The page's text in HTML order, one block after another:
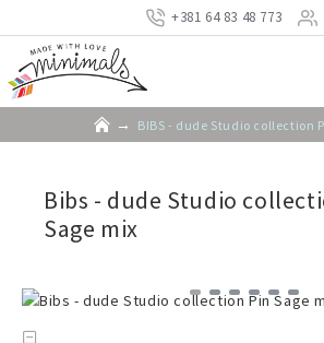
+381 64 83 48 773
BIBS - dude Studio collection
Bibs - dude Studio
Sage mix